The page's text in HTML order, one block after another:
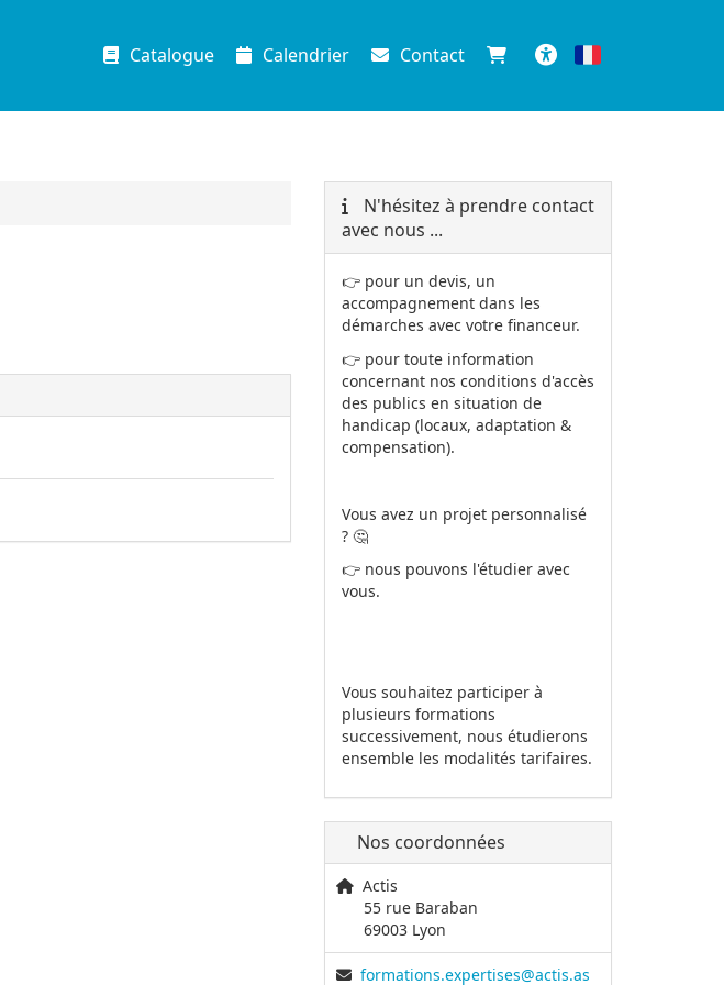
Catalogue Calendrier
Contact
Français
N'hésitez à prendre contact
avec nous ...
👉 pour un devis, un
accompagnement dans les
démarches avec votre financeur.
👉 pour toute information
concernant nos conditions d'accès
des publics en situation de
handicap (locaux, adaptation &
compensation).
Vous avez un projet personnalisé
? 🤔
👉 nous pouvons l'étudier avec
vous.
Vous souhaitez participer à
plusieurs formations
successivement, nous étudierons
ensemble les modalités tarifaires.
Nos coordonnées
Actis
55 rue Baraban
69003 Lyon
formations.expertises@actis.as